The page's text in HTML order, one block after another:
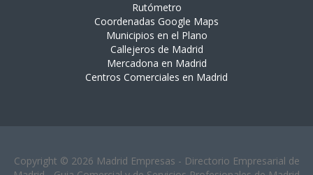
Rutómetro
Coordenadas Google Maps
Municipios en el Plano
Callejeros de Madrid
Mercadona en Madrid
Centros Comerciales en Madrid
Copyright © 2026 Madrid Empresas - Directorio Empresarial de